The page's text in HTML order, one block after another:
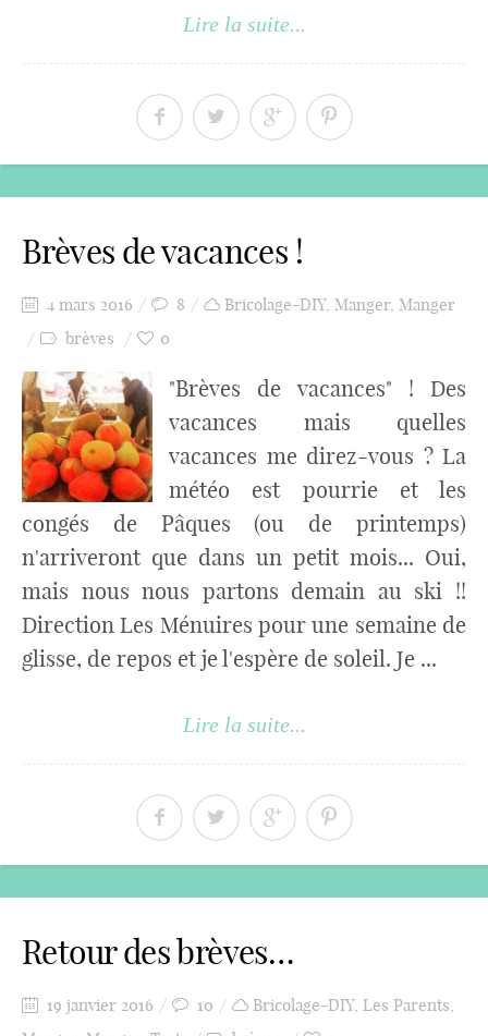
Lire la suite...
Brèves de vacances !
4 mars 2016 8 Bricolage-DIY, Manger, Manger
brèves
0
"Brèves de vacances" ! Des
vacances mais quelles
vacances me direz-vous ? La
météo est pourrie et les
congés de Pâques (ou de printemps)
n'arriveront que dans un petit mois... Oui,
mais nous nous partons demain au ski !!
Direction Les Ménuires pour une semaine de
glisse, de repos et je l'espère de soleil. Je ...
Lire la suite...
Retour des brèves…
19 janvier 2016 10 Bricolage-DIY, Les Parents,